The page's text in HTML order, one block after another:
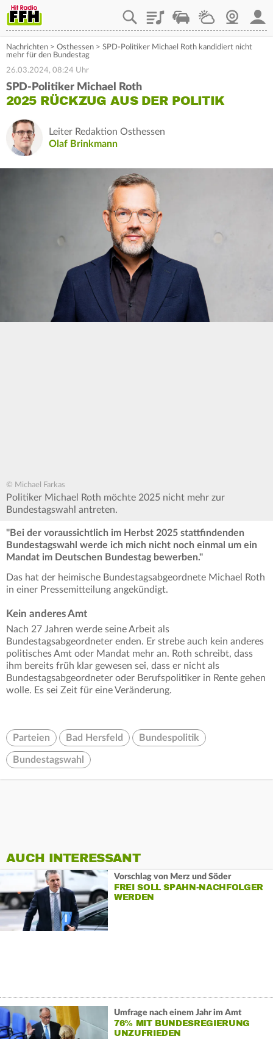
PlaylistStaupilotWetterWebcam
Nachrichten > Osthessen > SPD-Politiker Michael Roth kandidiert nicht
mehr für den Bundestag
26.03.2024, 08:24 Uhr
SPD-Politiker Michael Roth
2025 RÜCKZUG AUS DER POLITIK
Leiter Redaktion Osthessen
Olaf Brinkmann
© Michael Farkas
Politiker Michael Roth möchte 2025 nicht mehr zur
Bundestagswahl antreten.
"Bei der voraussichtlich im Herbst 2025 stattfindenden
Bundestagswahl werde ich mich nicht noch einmal um ein
Mandat im Deutschen Bundestag bewerben."
Das hat der heimische Bundestagsabgeordnete Michael Roth
in einer Pressemitteilung angekündigt.
Kein anderes Amt
Nach 27 Jahren werde seine Arbeit als
Bundestagsabgeordneter enden. Er strebe auch kein anderes
politisches Amt oder Mandat mehr an. Roth schreibt, dass
ihm bereits früh klar gewesen sei, dass er nicht als
Bundestagsabgeordneter oder Berufspolitiker in Rente gehen
wolle. Es sei Zeit für eine Veränderung.
Parteien Bad Hersfeld Bundespolitik
Bundestagswahl
AUCH INTERESSANT
Vorschlag von Merz und Söder
FREI SOLL SPAHN-NACHFOLGER
WERDEN
Umfrage nach einem Jahr im Amt
76% MIT BUNDESREGIERUNG
UNZUFRIEDEN